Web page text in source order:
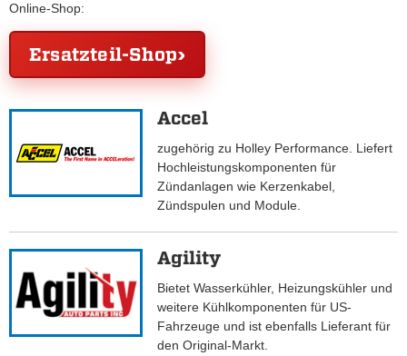
Online-Shop:
Ersatzteil-Shop
Accel
zugehörig zu Holley Performance. Liefert
Hochleistungskomponenten für
Zündanlagen wie Kerzenkabel,
Zündspulen und Module.
Agility
Bietet Wasserkühler, Heizungskühler und
weitere Kühlkomponenten für US-
Fahrzeuge und ist ebenfalls Lieferant für
den Original-Markt.